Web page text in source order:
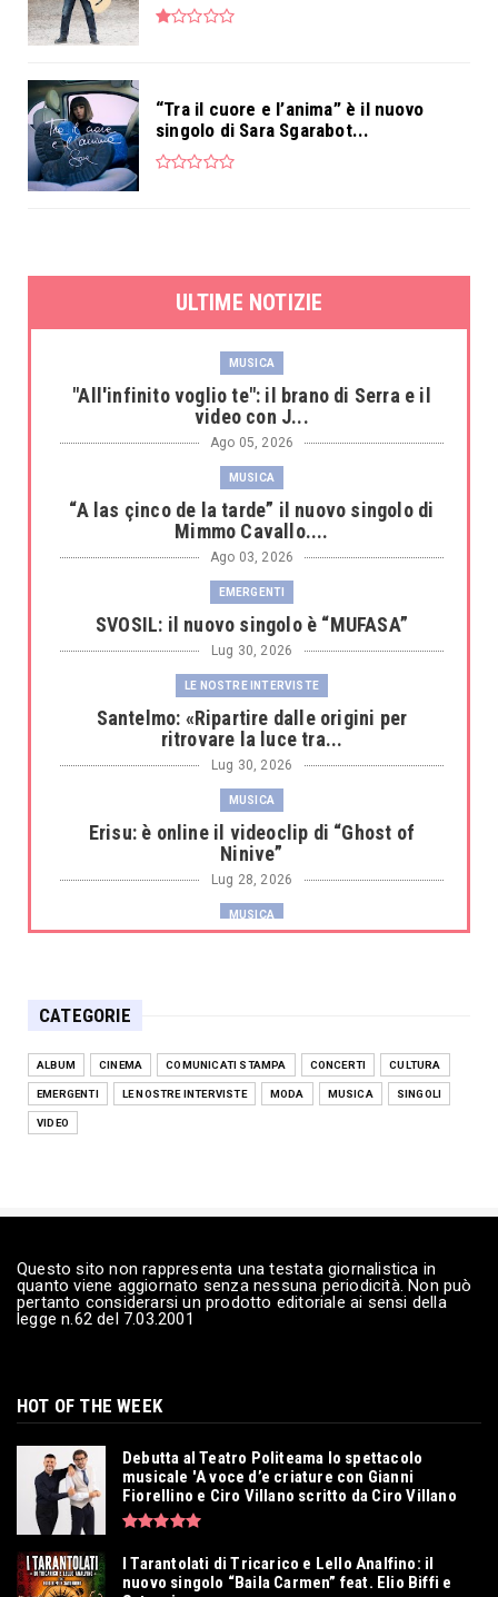
“Tra il cuore e l’anima” è il nuovo
singolo di Sara Sgarabot...
ULTIME NOTIZIE
MUSICA
"All'infinito voglio te": il brano di Serra e il
video con J...
Ago 05, 2026
MUSICA
“A las çinco de la tarde” il nuovo singolo di
Mimmo Cavallo....
Ago 03, 2026
EMERGENTI
SVOSIL: il nuovo singolo è “MUFASA”
Lug 30, 2026
LE NOSTRE INTERVISTE
Santelmo: «Ripartire dalle origini per
ritrovare la luce tra...
Lug 30, 2026
MUSICA
Erisu: è online il videoclip di “Ghost of
Ninive”
Lug 28, 2026
MUSICA
Andrea Mingardi presenta il romanzo
“L'ultima porta” il 31 l...
Lug 27, 2026
Debutta al Teatro Politeama lo spettacolo
musicale 'A voce d...
GIUMMO: «La mia maschera per rimettere al
centro la musica»
Lug 23, 2026
CATEGORIE
ALBUM CINEMA COMUNICATI STAMPA CONCERTI CULTURA
EMERGENTI LE NOSTRE INTERVISTE MODA MUSICA SINGOLI
VIDEO
Questo sito non rappresenta una testata giornalistica in
quanto viene aggiornato senza nessuna periodicità. Non può
pertanto considerarsi un prodotto editoriale ai sensi della
legge n.62 del 7.03.2001
HOT OF THE WEEK
Debutta al Teatro Politeama lo spettacolo
musicale 'A voce d’e criature con Gianni
Fiorellino e Ciro Villano scritto da Ciro Villano
I Tarantolati di Tricarico e Lello Analfino: il
nuovo singolo “Baila Carmen” feat. Elio Biffi e